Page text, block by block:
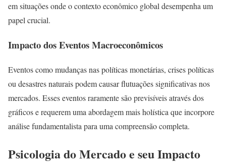
em situações onde o contexto econômico global desempenha um
papel crucial.
Impacto dos Eventos Macroeconômicos
Eventos como mudanças nas políticas monetárias, crises políticas
ou desastres naturais podem causar flutuações significativas nos
mercados. Esses eventos raramente são previsíveis através dos
gráficos e requerem uma abordagem mais holística que incorpore
análise fundamentalista para uma compreensão completa.
Psicologia do Mercado e seu Impacto